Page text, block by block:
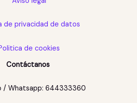
de privacidad de datos
de cookies
Contáctanos
/ Whatsapp: 644333360